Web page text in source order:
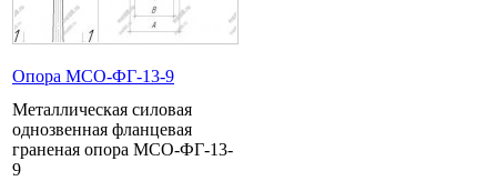
Опора МCО-ФГ-13-9
Металлическая силовая
однозвенная фланцевая
граненая опора МСО-ФГ-13-
9